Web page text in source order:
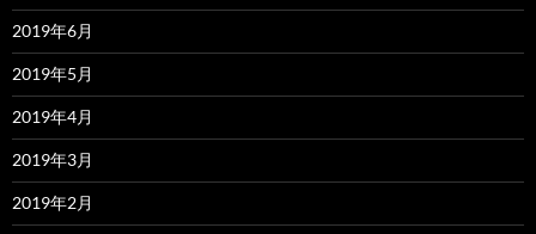
2019年6月
2019年5月
2019年4月
2019年3月
2019年2月